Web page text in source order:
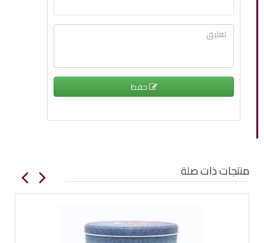
حفظ
منتجات ذات صلة